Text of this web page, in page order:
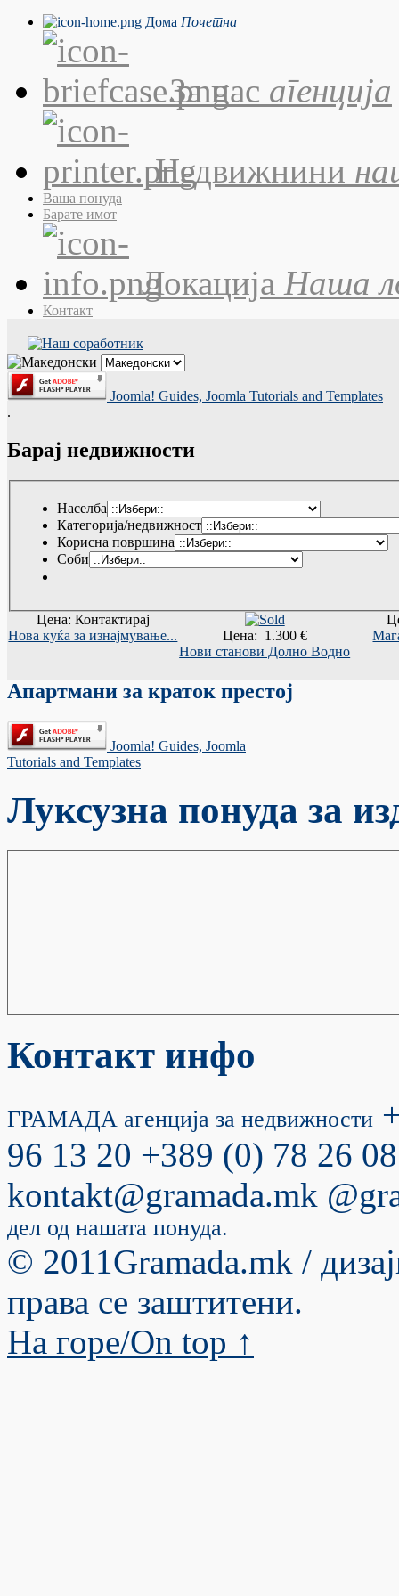
Дома Почетна
За нас агенција
Недвижнини
Ваша понуда
Барате имот
Локација Наша
Контакт
Joomla! Guides, Joomla Tutorials and Templates
.
Барај недвижности
Населба
Категорија/недвижност
Корисна површина
Соби
Цена: Контактирај
Нова куќа за изнајмување...
Цена: 1.300 €
Нови станови Долно Водно
Апартмани за краток престој
Joomla! Guides, Joomla
Tutorials and Templates
Луксузна понуда за
Контакт инфо
ГРАМАДА агенција за недвижности
96 13 20 +389 (0) 78 26
kontakt@gramada.mk
дел од нашата понуда.
© 2011Gramada.mk /
права се заштитени.
На горе/Оn top ↑